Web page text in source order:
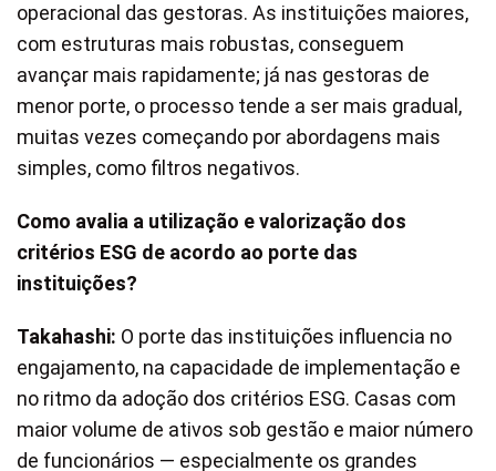
operacional das gestoras. As instituições maiores,
com estruturas mais robustas, conseguem
avançar mais rapidamente; já nas gestoras de
menor porte, o processo tende a ser mais gradual,
muitas vezes começando por abordagens mais
simples, como filtros negativos.
Como avalia a utilização e valorização dos
critérios ESG de acordo ao porte das
instituições?
Takahashi: O porte das instituições influencia no
engajamento, na capacidade de implementação e
no ritmo da adoção dos critérios ESG. Casas com
maior volume de ativos sob gestão e maior número
de funcionários — especialmente os grandes